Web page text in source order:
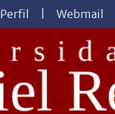
Perfil Webmail